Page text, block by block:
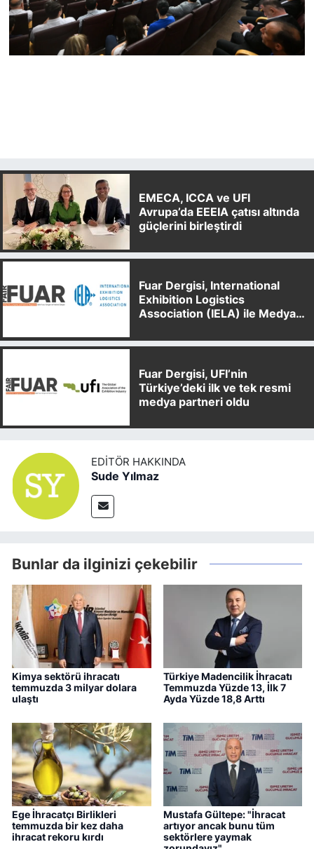
EMECA, ICCA ve UFI
Avrupa’da EEEIA çatısı altında
güçlerini birleştirdi
Fuar Dergisi, International
Exhibition Logistics
Association (IELA) ile Medya
Fuar Dergisi, UFI’nin
Türkiye’deki ilk ve tek resmi
medya partneri oldu
EDITÖR HAKKINDA
Sude Yılmaz
Bunlar da ilginizi çekebilir
Kimya sektörü ihracatı
temmuzda 3 milyar dolara
ulaştı
Türkiye Madencilik İhracatı
Temmuzda Yüzde 13, İlk 7
Ayda Yüzde 18,8 Arttı
Ege İhracatçı Birlikleri
temmuzda bir kez daha
ihracat rekoru kırdı
Mustafa Gültepe: "İhracat
artıyor ancak bunu tüm
sektörlere yaymak